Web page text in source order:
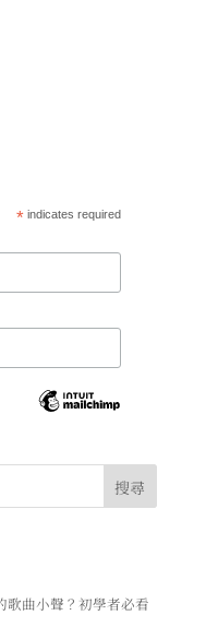
* indicates required
歌曲小聲？初學者必看